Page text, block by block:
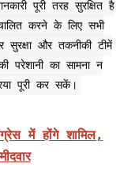
पूरी तरह सुरक्षित है
करने के लिए सभी
सुरक्षा और तकनीकी टीमें
परेशानी का सामना न
पूरी कर सकें।
में होंगे शामिल,